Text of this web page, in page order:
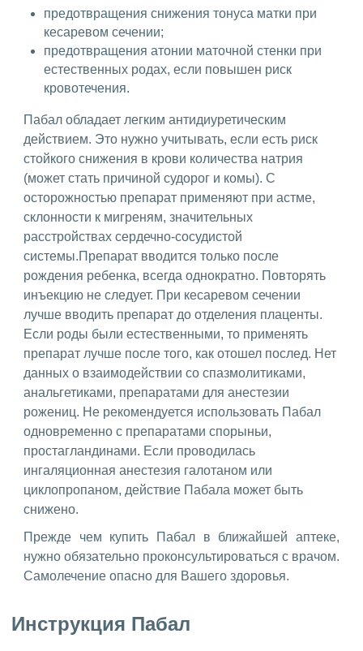
предотвращения снижения тонуса матки при
кесаревом сечении;
предотвращения атонии маточной стенки при
естественных родах, если повышен риск
кровотечения.
Пабал обладает легким антидиуретическим
действием. Это нужно учитывать, если есть риск
стойкого снижения в крови количества натрия
(может стать причиной судорог и комы). С
осторожностью препарат применяют при астме,
склонности к мигреням, значительных
расстройствах сердечно-сосудистой
системы.Препарат вводится только после
рождения ребенка, всегда однократно. Повторять
инъекцию не следует. При кесаревом сечении
лучше вводить препарат до отделения плаценты.
Если роды были естественными, то применять
препарат лучше после того, как отошел послед. Нет
данных о взаимодействии со спазмолитиками,
анальгетиками, препаратами для анестезии
рожениц. Не рекомендуется использовать Пабал
одновременно с препаратами спорыньи,
простагландинами. Если проводилась
ингаляционная анестезия галотаном или
циклопропаном, действие Пабала может быть
снижено.
Прежде чем купить Пабал в ближайшей аптеке,
нужно обязательно проконсультироваться с врачом.
Самолечение опасно для Вашего здоровья.
Инструкция Пабал